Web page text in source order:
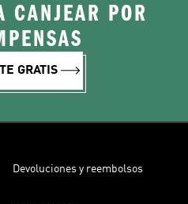
CANJEAR POR
GRATIS
Devoluciones y reembolsos